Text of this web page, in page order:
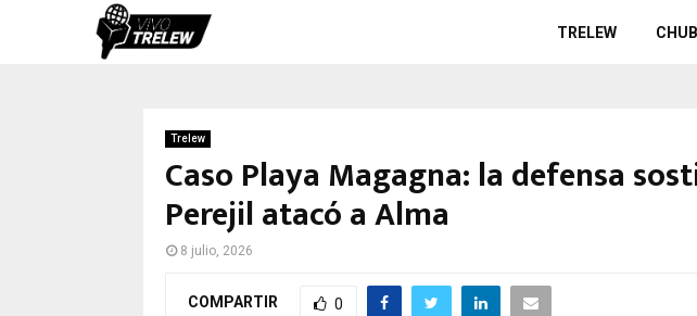
TRELEW
Trelew
Caso Playa Magagna: la defensa
Perejil atacó a Alma
8 julio, 2026
COMPARTIR 0